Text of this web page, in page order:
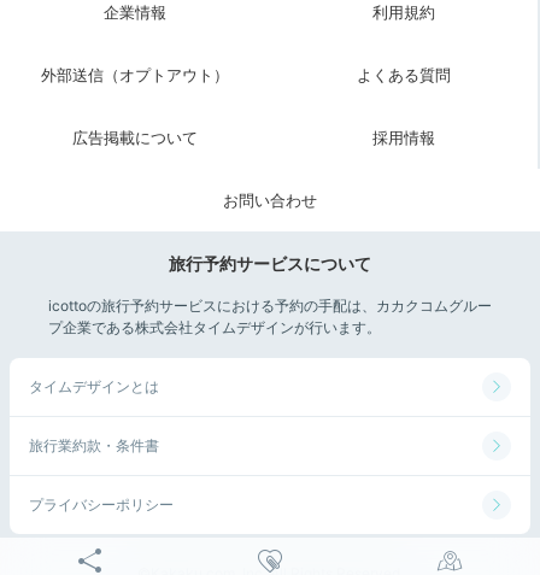
企業情報 利用規約
外部送信（オプトアウト） よくある質問
広告掲載について 採用情報
お問い合わせ
旅行予約サービスについて
icottoの旅行予約サービスにおける予約の手配は、カカクコムグルー
プ企業である株式会社タイムデザインが行います。
タイムデザインとは
旅行業約款・条件書
プライバシーポリシー